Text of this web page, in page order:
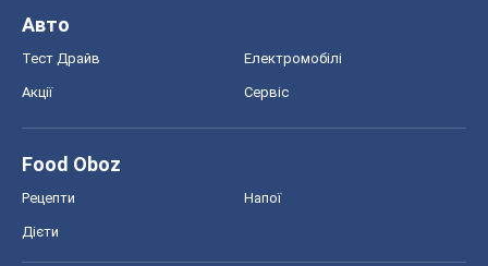
Авто
Тест Драйв Електромобілі
Акції Сервіс
Food Oboz
Рецепти Напої
Дієти